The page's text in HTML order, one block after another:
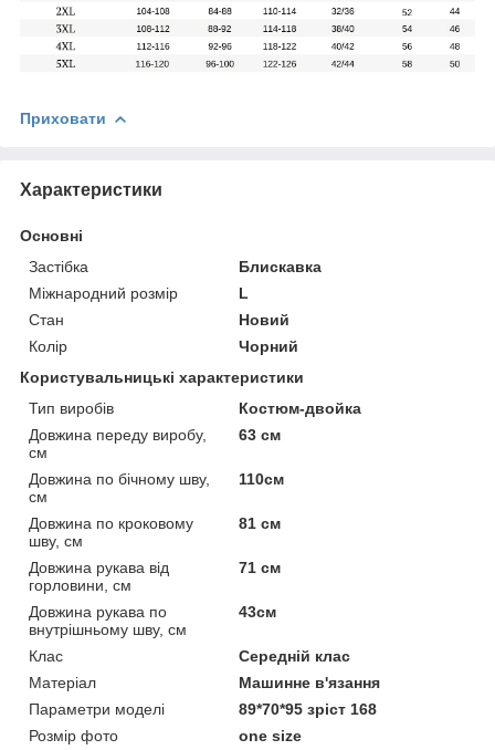
Приховати
Характеристики
Основні
Застібка
Блискавка
Міжнародний розмір
L
Стан
Новий
Колір
Чорний
Користувальницькі характеристики
Тип виробів
Костюм-двойка
Довжина переду виробу,
см
63 см
Довжина по бічному шву,
см
110см
Довжина по кроковому
шву, см
81 см
Довжина рукава від
горловини, см
71 см
Довжина рукава по
внутрішньому шву, см
43см
Клас
Середній клас
Матеріал
Машинне в'язання
Параметри моделі
89*70*95 зріст 168
Розмір фото
one size